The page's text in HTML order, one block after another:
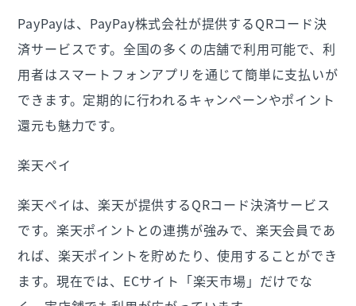
PayPayは、PayPay株式会社が提供するQRコード決
済サービスです。全国の多くの店舗で利用可能で、利
用者はスマートフォンアプリを通じて簡単に支払いが
できます。定期的に行われるキャンペーンやポイント
還元も魅力です。
楽天ペイ
楽天ペイは、楽天が提供するQRコード決済サービス
です。楽天ポイントとの連携が強みで、楽天会員であ
れば、楽天ポイントを貯めたり、使用することができ
ます。現在では、ECサイト「楽天市場」だけでな